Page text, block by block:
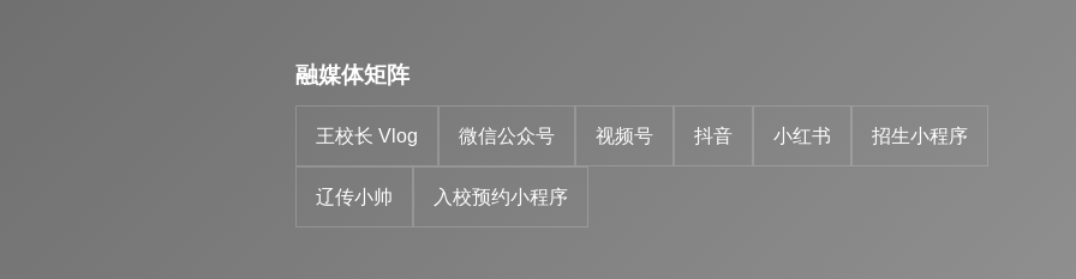
融媒体矩阵
王校长 Vlog 微信公众号 视频号 抖音 小红书 招生小程序
辽传小帅 入校预约小程序